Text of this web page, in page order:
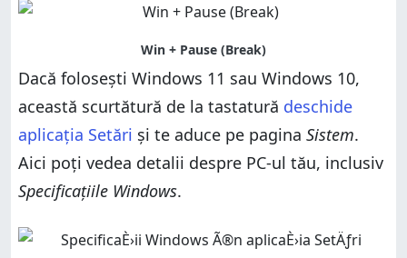
Dacă folosești Windows 11 sau Windows 10,
această scurtătură de la tastatură deschide
aplicația Setări și te aduce pe pagina Sistem.
Aici poți vedea detalii despre PC-ul tău, inclusiv
Specificațiile Windows.